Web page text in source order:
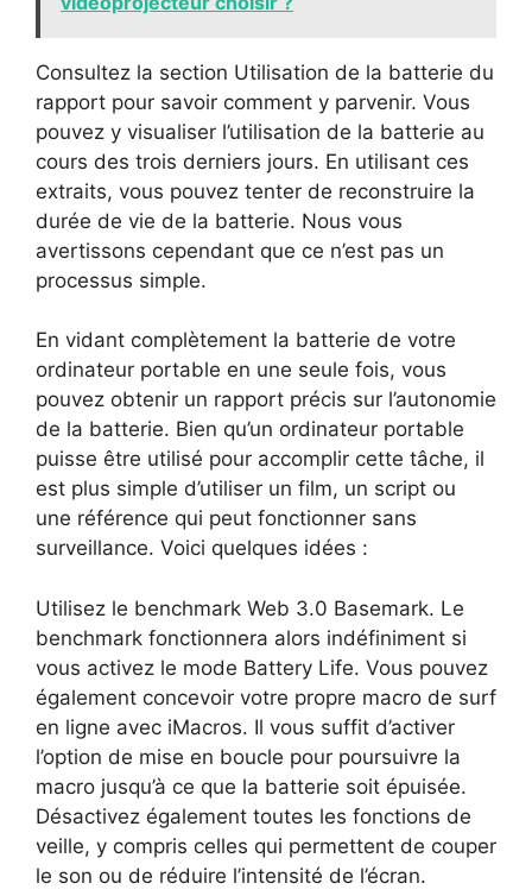
Consultez la section Utilisation de la batterie du
rapport pour savoir comment y parvenir. Vous
pouvez y visualiser l’utilisation de la batterie au
cours des trois derniers jours. En utilisant ces
extraits, vous pouvez tenter de reconstruire la
durée de vie de la batterie. Nous vous
avertissons cependant que ce n’est pas un
processus simple.
En vidant complètement la batterie de votre
ordinateur portable en une seule fois, vous
pouvez obtenir un rapport précis sur l’autonomie
de la batterie. Bien qu’un ordinateur portable
puisse être utilisé pour accomplir cette tâche, il
est plus simple d’utiliser un film, un script ou
une référence qui peut fonctionner sans
surveillance. Voici quelques idées :
Utilisez le benchmark Web 3.0 Basemark. Le
benchmark fonctionnera alors indéfiniment si
vous activez le mode Battery Life. Vous pouvez
également concevoir votre propre macro de surf
en ligne avec iMacros. Il vous suffit d’activer
l’option de mise en boucle pour poursuivre la
macro jusqu’à ce que la batterie soit épuisée.
Désactivez également toutes les fonctions de
veille, y compris celles qui permettent de couper
le son ou de réduire l’intensité de l’écran.